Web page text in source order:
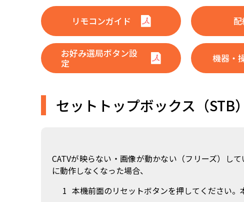
リモコンガイド
お好み選局ボタン設
定
機器・
セットトップボックス（STB
CATVが映らない・画像が動かない（フリーズ）し
に動作しなくなった場合、
本機前面のリセットボタンを押してください。